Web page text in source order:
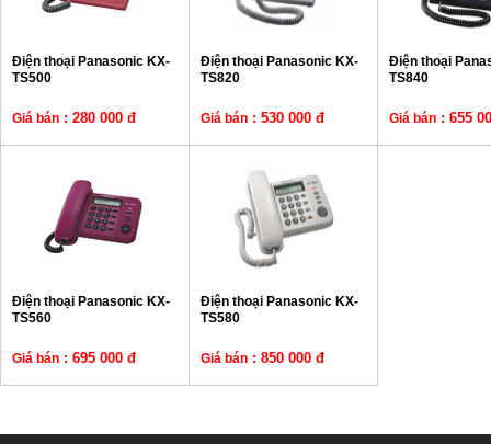
Điện thoại Panasonic KX-
TS500
Giá bán : 280 000 đ
Điện thoại Panasonic KX-
TS820
Giá bán : 530 000 đ
Điện thoại
TS840
Giá bán : 655
Điện thoại Panasonic KX-
TS560
Giá bán : 695 000 đ
Điện thoại Panasonic KX-
TS580
Giá bán : 850 000 đ